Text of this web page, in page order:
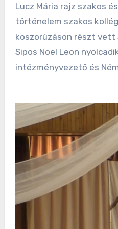
Lucz Mária rajz szakos
történelem szakos
koszorúzáson részt vett
Sipos Noel Leon
intézményvezető és